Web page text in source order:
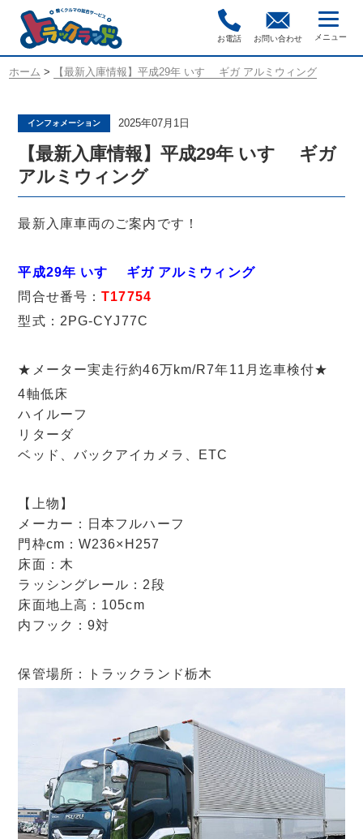
お電話 お問い合わせ
ホーム > 【最新入庫情報】平成29年 いすゞ ギガ アルミウィング
インフォメーション 2025年07月1日
【最新入庫情報】平成29年 いすゞ ギガ
アルミウィング
最新入庫車両のご案内です！
平成29年 いすゞ ギガ アルミウィング
問合せ番号：T17754
型式：2PG-CYJ77C
★メーター実走行約46万km/R7年11月迄車検付★
4軸低床
ハイルーフ
リターダ
ベッド、バックアイカメラ、ETC
【上物】
メーカー：日本フルハーフ
門枠cm：W236×H257
床面：木
ラッシングレール：2段
床面地上高：105cm
内フック：9対
保管場所：トラックランド栃木